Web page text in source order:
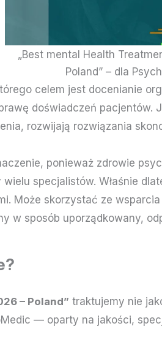
„Best mental Health
Poland” – dla
celem jest docenianie
doświadczeń pacjentów.
rozwijają rozwiązania
ponieważ zdrowie
specjalistów. Właśnie
Może skorzystać ze
w sposób uporządkowany,
– Poland” traktujemy nie
— oparty na jakości,